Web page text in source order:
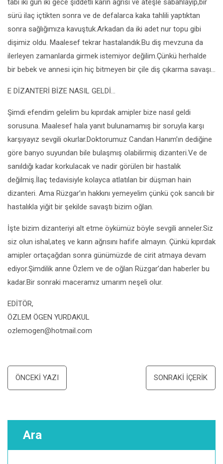
tabi iki gün iki gece şiddetli karın ağrısı ve ateşle sabahlayıp,bir
sürü ilaç içtikten sonra ve de defalarca kaka tahlili yaptıktan
sonra sağlığımıza kavuştuk.Arkadan da iki adet nur topu gibi
dişimiz oldu. Maalesef tekrar hastalandık.Bu diş mevzuna da
ilerleyen zamanlarda girmek istemiyor değilim.Çünkü herhalde
bir bebek ve annesi için hiç bitmeyen bir çile diş çıkarma savaşı…
E DİZANTERİ BİZE NASIL GELDİ…
Şimdi efendim gelelim bu kıpırdak amipler bize nasıl geldi
sorusuna. Maalesef hala yanıt bulunamamış bir soruyla karşı
karşıyayız sevgili okurlar.Doktorumuz Candan Hanım’ın dediğine
göre banyo suyundan bile bulaşmış olabilirmiş dizanteri.Ve de
sanıldığı kadar korkulacak ve nadir görülen bir hastalık
değilmiş.İlaç tedavisiyle kolayca atlatılan bir düşman hain
dizanteri. Ama Rüzgar’ın hakkını yemeyelim çünkü çok sancılı bir
hastalıkla yiğit bir şekilde savaştı bizim oğlan.
İşte bizim dizanteriyi alt etme öykümüz böyle sevgili anneler.Siz
siz olun ishal,ateş ve karın ağrısını hafife almayın. Çünkü kıpırdak
amipler ortaçağdan sonra günümüzde de cirit atmaya devam
ediyor.Şimdilik anne Özlem ve de oğlan Rüzgar’dan haberler bu
kadar.Bir sonraki maceramız umarım neşeli olur.
EDİTÖR,
ÖZLEM ÖGEN YURDAKUL
ozlemogen@hotmail.com
Yazı
dolaşımı
ÖNCEKI YAZI SONRAKI İÇERIK
Ara